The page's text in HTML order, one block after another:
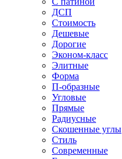
ДСП
Стоимость
Дешевые
Дорогие
Эконом-класс
Элитные
Форма
П-образные
Угловые
Прямые
Радиусные
Скошенные углы
Стиль
Современные